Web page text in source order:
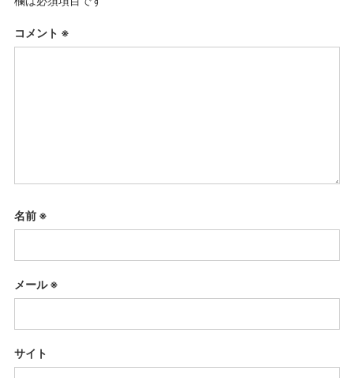
コメント ※
名前 ※
メール※
サイト